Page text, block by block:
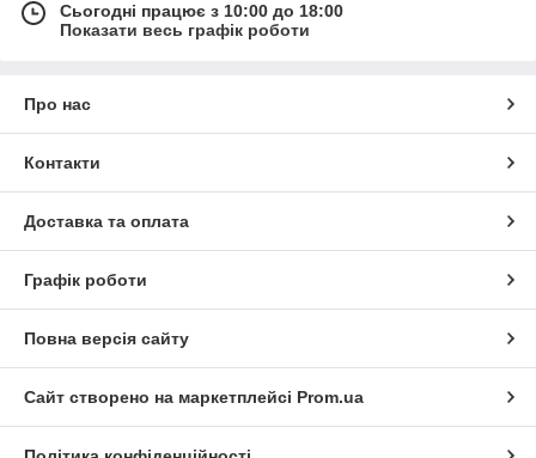
Сьогодні працює з 10:00 до 18:00
Показати весь графік роботи
Про нас
Контакти
Доставка та оплата
Графік роботи
Повна версія сайту
Сайт створено на маркетплейсі Prom.ua